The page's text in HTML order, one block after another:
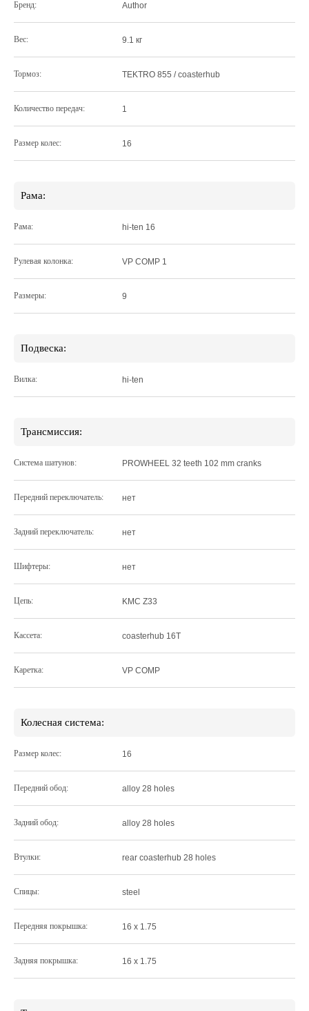
Бренд: Author
Вес: 9.1 кг
Тормоз: TEKTRO 855 / coasterhub
Количество передач: 1
Размер колес: 16
Рама:
Рама: hi-ten 16
Рулевая колонка: VP COMP 1
Размеры: 9
Подвеска:
Вилка: hi-ten
Трансмиссия:
Система шатунов: PROWHEEL 32 teeth 102 mm cranks
Передний переключатель: нет
Задний переключатель: нет
Шифтеры: нет
Цепь: KMC Z33
Кассета: coasterhub 16T
Каретка: VP COMP
Колесная система:
Размер колес: 16
Передний обод: alloy 28 holes
Задний обод: alloy 28 holes
Втулки: rear coasterhub 28 holes
Спицы: steel
Передняя покрышка: 16 x 1.75
Задняя покрышка: 16 x 1.75